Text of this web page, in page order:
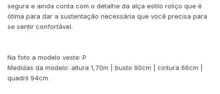
segura e ainda conta com o detalhe da alça estilo roliço que é
ótima para dar a sustentação necessária que você precisa para
se sentir confortável.
Na foto a modelo veste: P
Medidas da modelo: altura 1,70m | busto 90cm | cintura 66cm |
quadril 94cm